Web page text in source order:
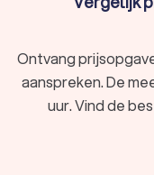
Ontvang
aanspreken. De
uur. Vind de